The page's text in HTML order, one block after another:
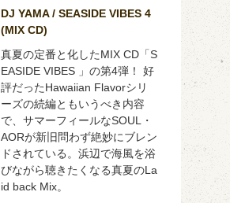
DJ YAMA / SEASIDE VIBES 4
(MIX CD)
真夏の定番と化したMIX CD「S
EASIDE VIBES 」の第4弾！ 好
評だったHawaiian Flavorシリ
ーズの続編ともいうべき内容
で、サマーフィールなSOUL・
AORが新旧問わず絶妙にブレン
ドされている。浜辺で海風を浴
びながら聴きたくなる真夏のLa
id back Mix。